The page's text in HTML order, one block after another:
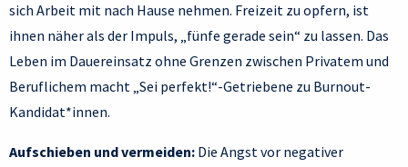
sich Arbeit mit nach Hause nehmen. Freizeit zu opfern, ist
ihnen näher als der Impuls, „fünfe gerade sein“ zu lassen. Das
Leben im Dauereinsatz ohne Grenzen zwischen Privatem und
Beruflichem macht „Sei perfekt!“-Getriebene zu Burnout-
Kandidat*innen.
Aufschieben und vermeiden: Die Angst vor negativer